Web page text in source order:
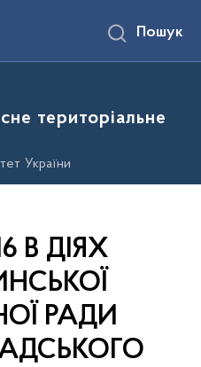
Пошук
територіальне
України
В ДІЯХ
РАДИ